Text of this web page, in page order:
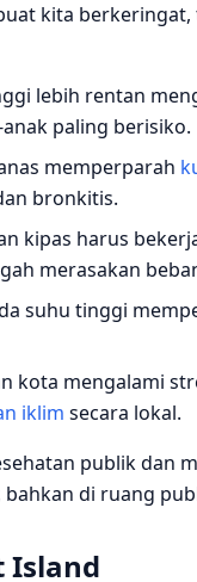
kita
lebih rentan
paling berisiko.
memperparah
bronkitis.
kipas harus
merasakan
suhu tinggi
kota mengalami
iklim secara lokal.
publik dan
di ruang
Island